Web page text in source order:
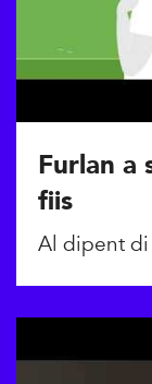
Furlan a
fiis
Al dipent